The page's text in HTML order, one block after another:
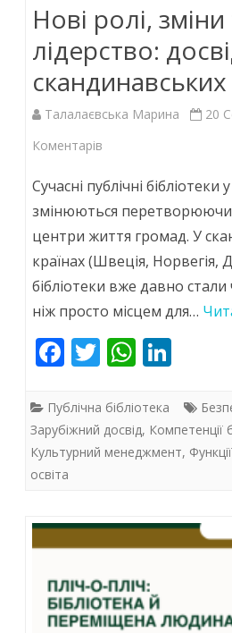
Нові ролі, зміни
лідерство:
скандинавських
Талалаєвська Марина 20
Коментарів
ролі,
зміни
та
скандинавських
Сучасні публічні бібліотеки
змінюються
центри життя громад. У
країнах (Швеція, Норвегія,
бібліотеки вже давно
ніж просто місцем для…
F
e
b
o
k
T
itt
er
W
at
s
A
p
k
e
dI
Публічна бібліотека
Зарубіжний досвід, Компетенції
Культурний менеджмент,
освіта